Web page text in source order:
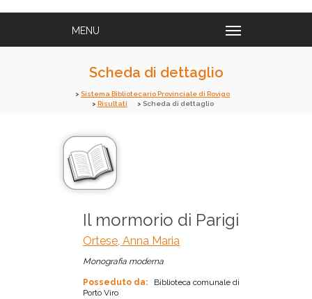
Scheda di dettaglio
Sistema Bibliotecario Provinciale di Rovigo
Risultati
Scheda di dettaglio
Il mormorio di Parigi
Ortese, Anna Maria
Monografia moderna
Posseduto da:
Biblioteca comunale di
Porto Viro